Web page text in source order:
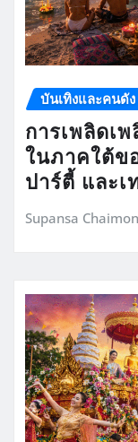
บันเทิงและคนดัง
การเพลิดเ
ในภาคใต้ข
ปาร์ตี้ และเ
Supansa